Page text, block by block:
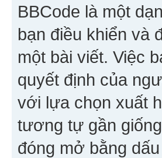
BBCode là một
bạn điều khiển và
một bài viết. Việc
quyết định của
với lựa chọn xuất
tương tự gần
đóng mở bằng